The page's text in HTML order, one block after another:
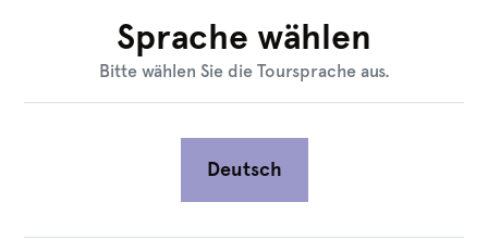
Sprache wählen
Bitte wählen Sie die Toursprache aus.
Deutsch